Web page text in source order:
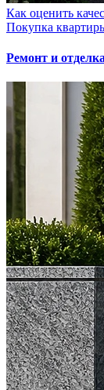
Как оценить
Покупка
Ремонт и отделка